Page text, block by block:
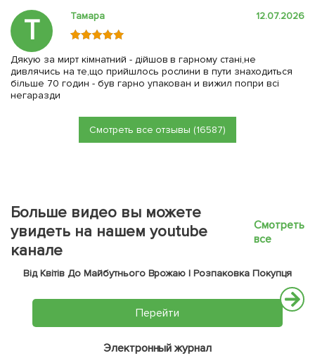
Т Тамара 12.07.2026
Дякую за мирт кімнатний - дійшов в гарному стані,не
дивлячись на те,що прийшлось рослини в пути знаходиться
більше 70 годин - був гарно упакован и вижил попри всі
негаразди
Смотреть все отзывы (16587)
Больше видео вы можете
увидеть на нашем youtube
канале
Смотреть
все
Від Квітів До Майбутнього Врожаю | Розпаковка Покупця
Перейти
Электронный журнал